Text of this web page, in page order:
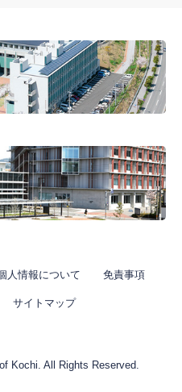
人情報について 免責事項
サイトマップ
Kochi. All Rights Reserved.